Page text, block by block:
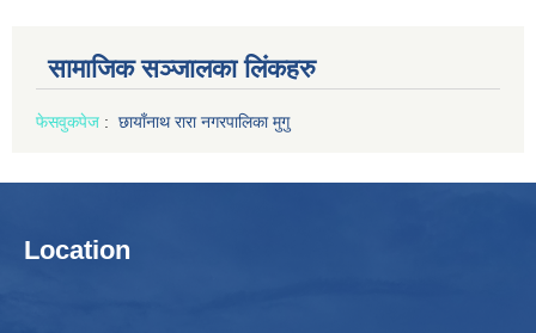
सामाजिक सञ्जालका लिंकहरु
फेसवुकपेज : छायाँनाथ रारा नगरपालिका मुगु
Location